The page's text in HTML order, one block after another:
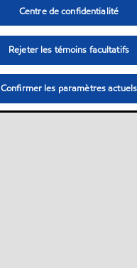
Centre de confidentialité
Rejeter les témoins facultatifs
Confirmer les paramètres actuels